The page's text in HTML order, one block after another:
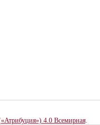
4.0 Всемирная.